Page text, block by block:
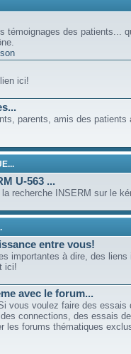
témoignages des patients...
ici!
parents, amis des patients
U-563 ...
recherche INSERM sur le
entre vous!
importantes à dire, des liens
ici!
avec le forum...
vous voulez faire des essais
connections, des essais
les forums thématiques